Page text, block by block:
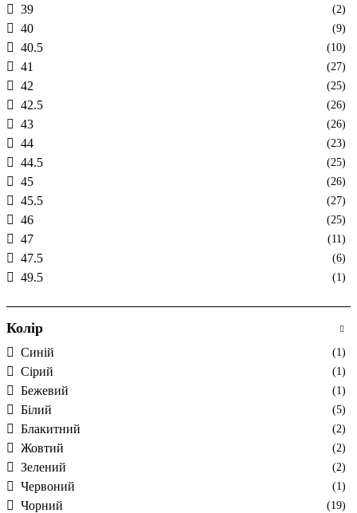
39 (2)
40 (9)
40.5 (10)
41 (27)
42 (25)
42.5 (26)
43 (26)
44 (23)
44.5 (25)
45 (26)
45.5 (27)
46 (25)
47 (11)
47.5 (6)
49.5 (1)
Колір
Cиній (1)
Cірий (1)
Бежевий (1)
Білий (5)
Блакитний (2)
Жовтий (2)
Зелений (2)
Червоний (1)
Чорний (19)